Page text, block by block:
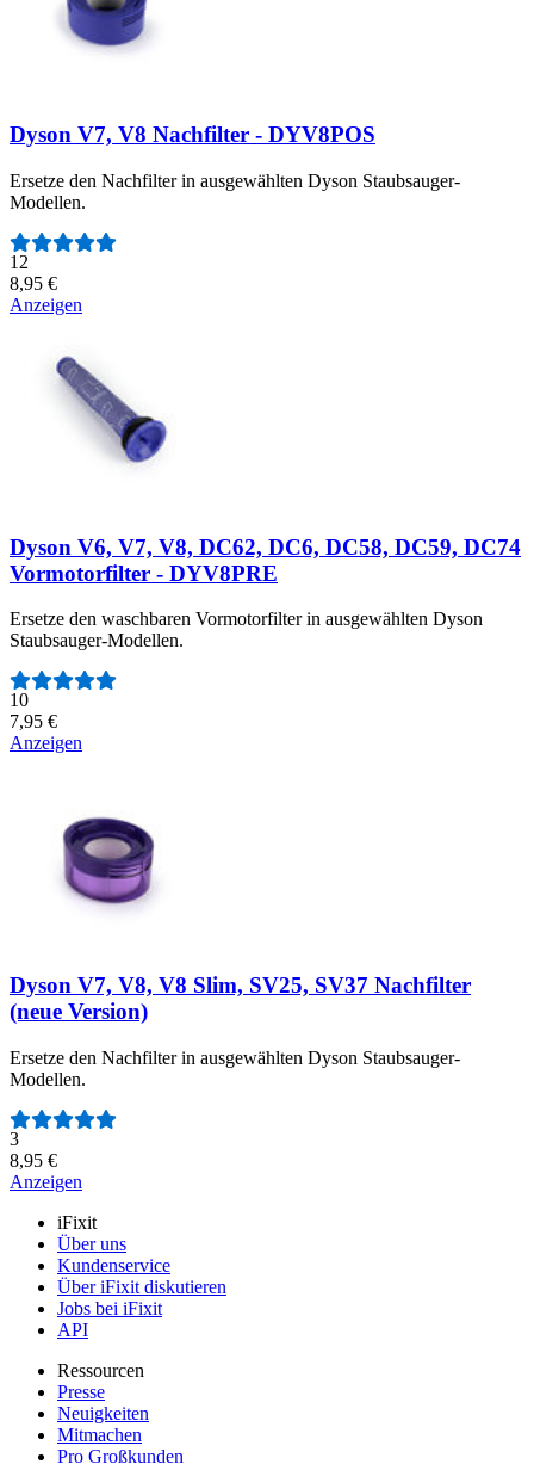
Dyson V7, V8 Nachfilter - DYV8POS
Ersetze den Nachfilter in ausgewählten Dyson Staubsauger-
Modellen.
Anzahl der Bewertungen:
12
8,95 €
Anzeigen
Dyson V6, V7, V8, DC62, DC6, DC58, DC59, DC74
Vormotorfilter - DYV8PRE
Ersetze den waschbaren Vormotorfilter in ausgewählten Dyson
Staubsauger-Modellen.
Anzahl der Bewertungen:
10
7,95 €
Anzeigen
Dyson V7, V8, V8 Slim, SV25, SV37 Nachfilter
(neue Version)
Ersetze den Nachfilter in ausgewählten Dyson Staubsauger-
Modellen.
Anzahl der Bewertungen:
3
8,95 €
Anzeigen
iFixit
Über uns
Kundenservice
Über iFixit diskutieren
Jobs bei iFixit
API
Ressourcen
Presse
Neuigkeiten
Mitmachen
Pro Großkunden